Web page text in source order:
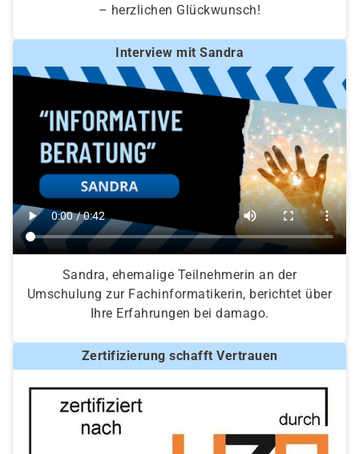
– herzlichen Glückwunsch!
Interview mit Sandra
Sandra, ehemalige Teilnehmerin an der
Umschulung zur Fachinformatikerin, berichtet über
Ihre Erfahrungen bei damago.
Zertifizierung schafft Vertrauen